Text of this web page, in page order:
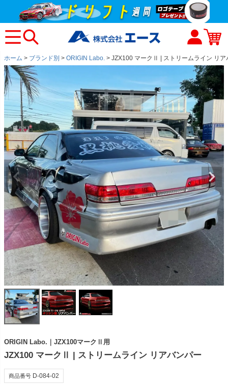
ホーム ブランド別 ORIGIN Labo. JZX100 マークⅡ | ストリームライン リア
ORIGIN Labo.｜JZX100マークⅡ用
JZX100 マークⅡ | ストリームライン リアバンパー
商品番号 D-084-02